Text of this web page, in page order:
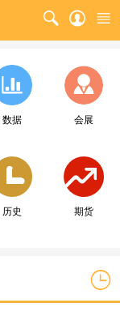
数据 会展
历史 期货